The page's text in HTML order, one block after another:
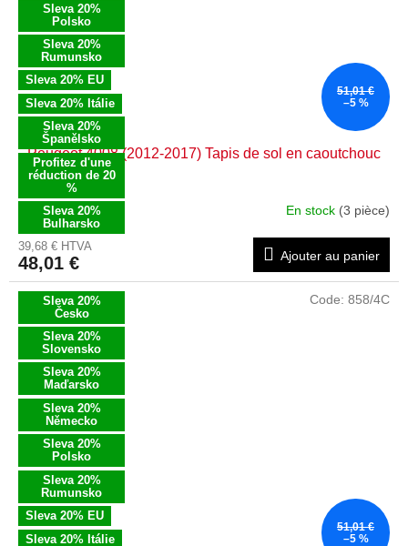
Sleva 20%
Polsko
Sleva 20%
Rumunsko
Sleva 20% EU
Sleva 20% Itálie
Sleva 20%
Španělsko
Profitez d'une
réduction de 20
%
Sleva 20%
Bulharsko
51,01 €
–5 %
Peugeot 4008 (2012-2017) Tapis de sol en caoutchouc
En stock (3 pièce)
39,68 € HTVA
48,01 € Ajouter au panier
Sleva 20%
Česko
Sleva 20%
Slovensko
Sleva 20%
Maďarsko
Sleva 20%
Německo
Sleva 20%
Polsko
Sleva 20%
Rumunsko
Sleva 20% EU
Sleva 20% Itálie
51,01 €
–5 %
Code: 858/4C